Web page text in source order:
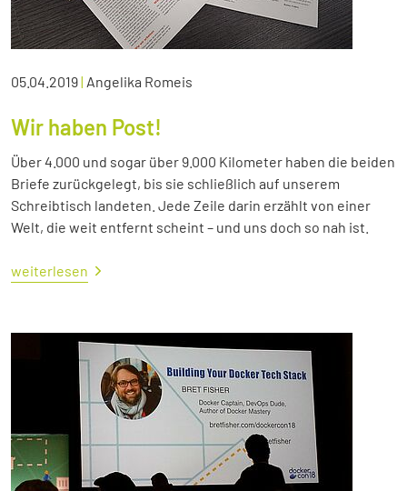
05.04.2019| Angelika Romeis
Wir haben Post!
Über 4.000 und sogar über 9.000 Kilometer haben die beiden
Briefe zurückgelegt, bis sie schließlich auf unserem
Schreibtisch landeten. Jede Zeile darin erzählt von einer
Welt, die weit entfernt scheint – und uns doch so nah ist.
weiterlesen